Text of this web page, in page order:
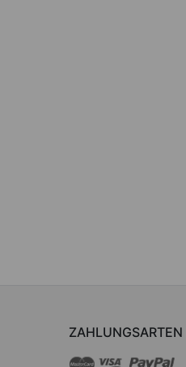
ZAHLUNGSARTEN